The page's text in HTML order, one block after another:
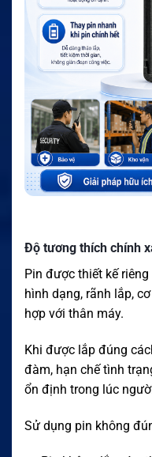
Độ tương thích chính
Pin được thiết kế riêng
hình dạng, rãnh lắp,
hợp với thân máy.
Khi được lắp đúng
đàm, hạn chế tình
ổn định trong lúc
Sử dụng pin không